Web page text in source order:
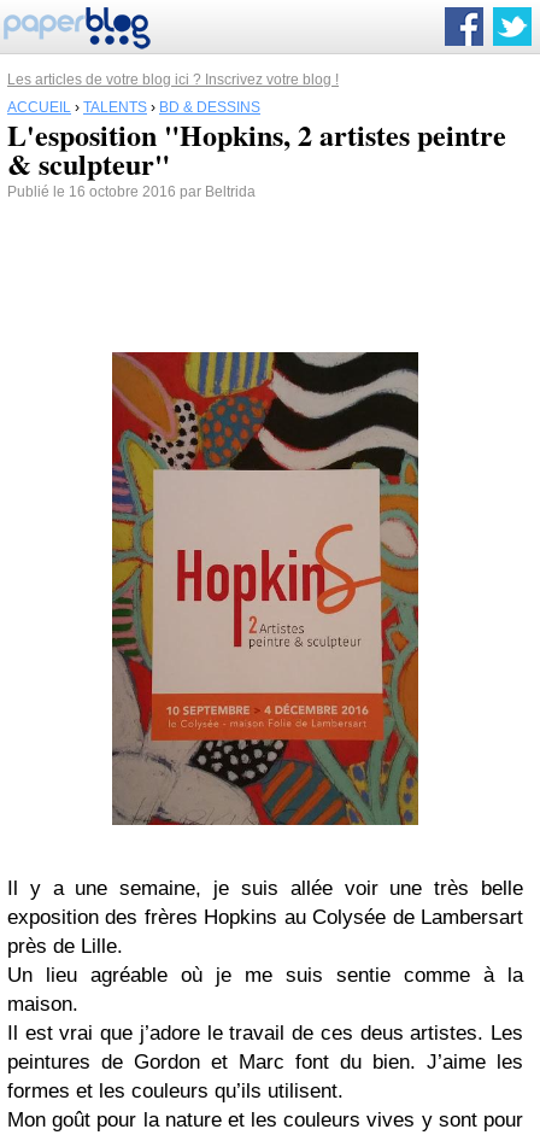
Les articles de votre blog ici ? Inscrivez votre blog !
ACCUEIL › TALENTS › BD & DESSINS
L'esposition "Hopkins, 2 artistes peintre
& sculpteur"
Publié le 16 octobre 2016 par Beltrida
Il y a une semaine, je suis allée voir une très belle
exposition des frères Hopkins au Colysée de Lambersart
près de Lille.
Un lieu agréable où je me suis sentie comme à la
maison.
Il est vrai que j’adore le travail de ces deus artistes. Les
peintures de Gordon et Marc font du bien. J’aime les
formes et les couleurs qu’ils utilisent.
Mon goût pour la nature et les couleurs vives y sont pour